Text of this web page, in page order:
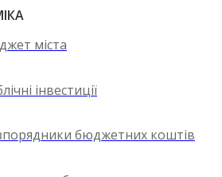
міста
інвестиції
бюджетних коштів